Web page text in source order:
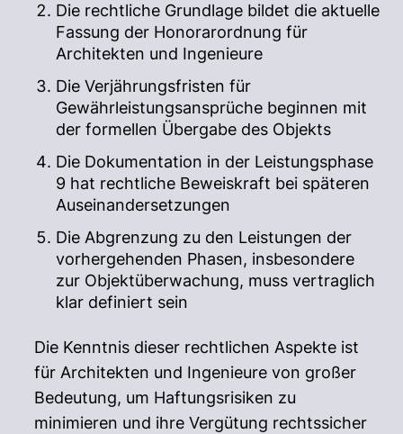
Die rechtliche Grundlage bildet die aktuelle
Fassung der Honorarordnung für
Architekten und Ingenieure
Die Verjährungsfristen für
Gewährleistungsansprüche beginnen mit
der formellen Übergabe des Objekts
Die Dokumentation in der Leistungsphase
9 hat rechtliche Beweiskraft bei späteren
Auseinandersetzungen
Die Abgrenzung zu den Leistungen der
vorhergehenden Phasen, insbesondere
zur Objektüberwachung, muss vertraglich
klar definiert sein
Die Kenntnis dieser rechtlichen Aspekte ist
für Architekten und Ingenieure von großer
Bedeutung, um Haftungsrisiken zu
minimieren und ihre Vergütung rechtssicher